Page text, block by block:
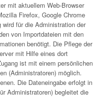
mit aktuellem Web-Browser
Firefox, Google Chrome
für die Administration der
von Importdateien mit den
benötigt. Die Pflege der
mit Hilfe eines dort
ist mit einem persönlichen
(Administratoren) möglich.
Die Dateneingabe erfolgt in
Administratoren) begleitet die